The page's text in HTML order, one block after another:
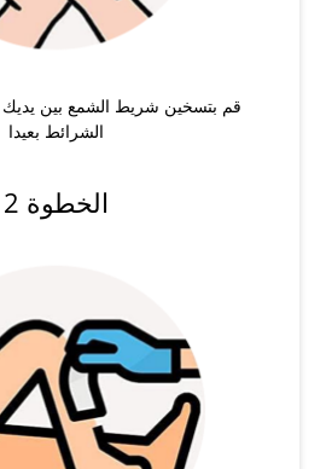
قم بتسخين شريط الشمع بين
الشرائط بعيدا
الخطوة 2